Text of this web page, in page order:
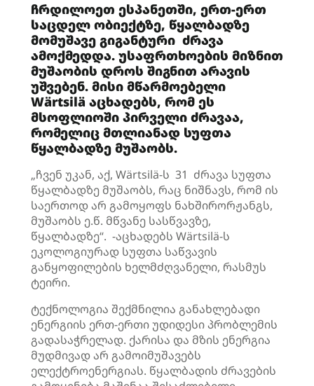
ჩრდილოეთ ესპანეთში, ერთ-ერთ
საცდელ ობიექტზე, წყალბადზე
მომუშავე გიგანტური ძრავა
ამოქმედდა. უსაფრთხოების მიზნით
მუშაობის დროს შიგნით არავის
უშვებენ. მისი მწარმოებელი
Wärtsilä აცხადებს, რომ ეს
მსოფლიოში პირველი ძრავაა,
რომელიც მთლიანად სუფთა
წყალბადზე მუშაობს.
„ჩვენ უკან, აქ, Wärtsilä-ს 31 ძრავა სუფთა
წყალბადზე მუშაობს, რაც ნიშნავს, რომ ის
საერთოდ არ გამოყოფს ნახშირორჟანგს,
მუშაობს ე.წ. მწვანე სასწვავზე,
წყალბადზე“. -აცხადებს Wärtsilä-ს
ეკოლოგიურად სუფთა საწვავის
განყოფილების ხელმძღვანელი, რასმუს
ტეირი.
ტექნოლოგია შექმნილია განახლებადი
ენერგიის ერთ-ერთი უდიდესი პრობლემის
გადასაჭრელად. ქარისა და მზის ენერგია
მუდმივად არ გამოიმუშავებს
ელექტროენერგიას. წყალბადის ძრავების